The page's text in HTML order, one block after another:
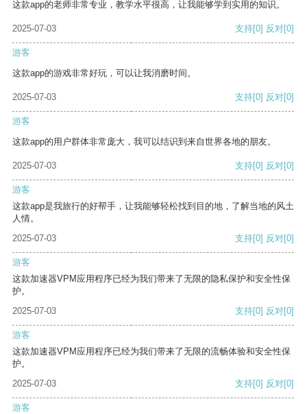
这款app的老师非常专业，教学水平很高，让我能够学到实用的知识。
2025-07-03 支持[0] 反对[0]
游客
这款app的游戏非常好玩，可以让我消磨时间。
2025-07-03 支持[0] 反对[0]
游客
这款app的用户群体非常庞大，我可以结识到来自世界各地的朋友。
2025-07-03 支持[0] 反对[0]
游客
这款app是我旅行的好帮手，让我能够轻松找到目的地，了解当地的风土
人情。
2025-07-03
支持[0] 反对[0]
游客
这款加速器VPM应用程序已经为我们带来了无限的隐私保护和安全性保
护。
2025-07-03
支持[0] 反对[0]
游客
这款加速器VPM应用程序已经为我们带来了无限的流畅体验和安全性保
护。
2025-07-03
支持[0] 反对[0]
游客